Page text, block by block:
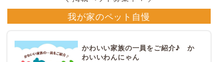
我が家のペット自慢
かわいい家族の一員をご紹介♪ か
わいいわんにゃん